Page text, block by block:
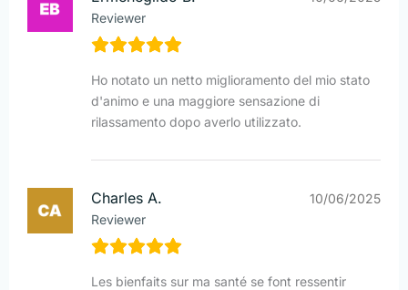
Reviewer
Ho notato un netto miglioramento del mio stato
d'animo e una maggiore sensazione di
rilassamento dopo averlo utilizzato.
Charles A.
Reviewer
10/06/2025
Les bienfaits sur ma santé se font ressentir